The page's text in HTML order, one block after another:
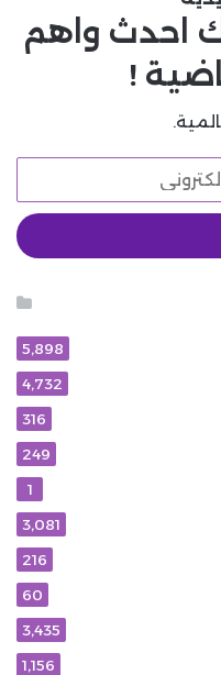
احدث واهم
!
5٬898
4٬732
316
249
1
3٬081
216
60
3٬435
1٬156